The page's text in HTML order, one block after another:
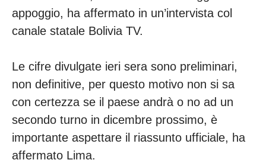
appoggio, ha affermato in un’intervista col
canale statale Bolivia TV.
Le cifre divulgate ieri sera sono preliminari,
non definitive, per questo motivo non si sa
con certezza se il paese andrà o no ad un
secondo turno in dicembre prossimo, è
importante aspettare il riassunto ufficiale, ha
affermato Lima.